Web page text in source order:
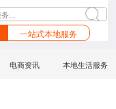
...
一站式本地服务
电商资讯 本地生活服务